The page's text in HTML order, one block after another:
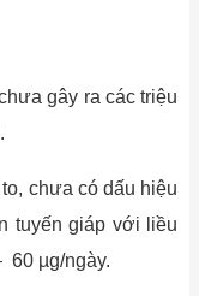
gây ra các triệu
chưa có dấu hiệu
tuyến giáp với liều
60 µg/ngày.